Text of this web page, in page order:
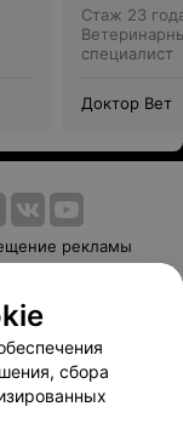
Стаж 23
специалист
Доктор Вет
рекламы
оплаты
сбора